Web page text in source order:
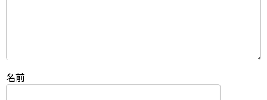
名前